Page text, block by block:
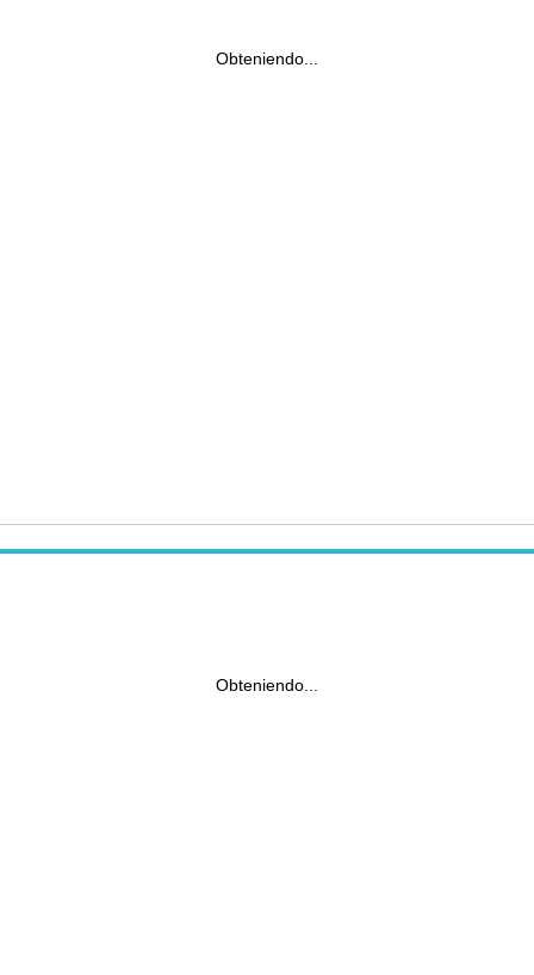
Obteniendo...
Obteniendo...